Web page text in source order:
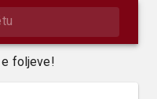
e foljeve!